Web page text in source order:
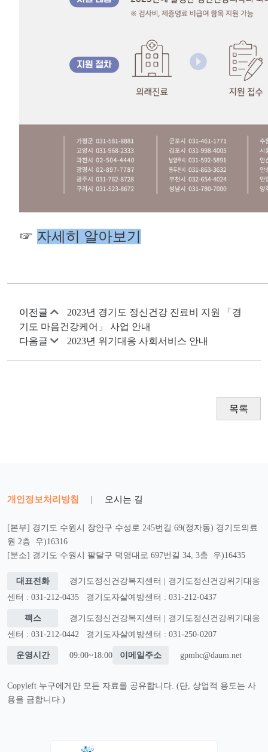
☞ 자세히 알아보기
이전글
2023년 경기도 정신건강 진료비 지원 「경
기도 마음건강케어」 사업 안내
다음글
2023년 위기대응 사회서비스 안내
목록
개인정보처리방침 | 오시는 길
[본부] 경기도 수원시 장안구 수성로 245번길 69(정자동) 경기도의료
원 2층 우)16316
[분소] 경기도 수원시 팔달구 덕영대로 697번길 34, 3층 우)16435
대표전화
경기도정신건강복지센터 | 경기도정신건강위기대응
센터 : 031-212-0435
경기도자살예방센터 : 031-212-0437
팩스
경기도정신건강복지센터 | 경기도정신건강위기대응
센터 : 031-212-0442
경기도자살예방센터 : 031-250-0207
운영시간 09:00~18:00 이메일주소 gpmhc@daum.net
Copyleft 누구에게만 모든 자료를 공유합니다. (단, 상업적 용도는 사
용을 금합니다.)